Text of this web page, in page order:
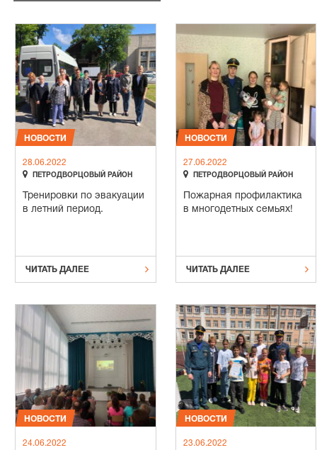
НОВОСТИ
28.06.2022
 ПЕТРОДВОРЦОВЫЙ РАЙОН
Тренировки по эвакуации
в летний период.
ЧИТАТЬ ДАЛЕЕ 
НОВОСТИ
27.06.2022
 ПЕТРОДВОРЦОВЫЙ РАЙОН
Пожарная профилактика
в многодетных семьях!
ЧИТАТЬ ДАЛЕЕ 
НОВОСТИ
24.06.2022
НОВОСТИ
23.06.2022